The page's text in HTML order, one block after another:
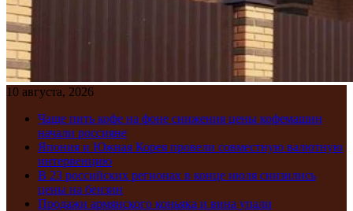
10 августа, 2026
Чаще пить кофе на фоне снижения цены кофемашин
начали россияне
Япония и Южная Корея провели совместную валютную
интервенцию
В 23 российских регионах в конце июля снизились
цены на бензин
Продажи армянского коньяка и вина упали